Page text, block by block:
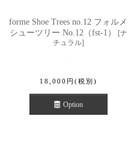
forme Shoe Trees no.12 フォルメ
シューツリー No.12（fst-1）
[ナ
チュラル]
18,000 円 (税別)
Option